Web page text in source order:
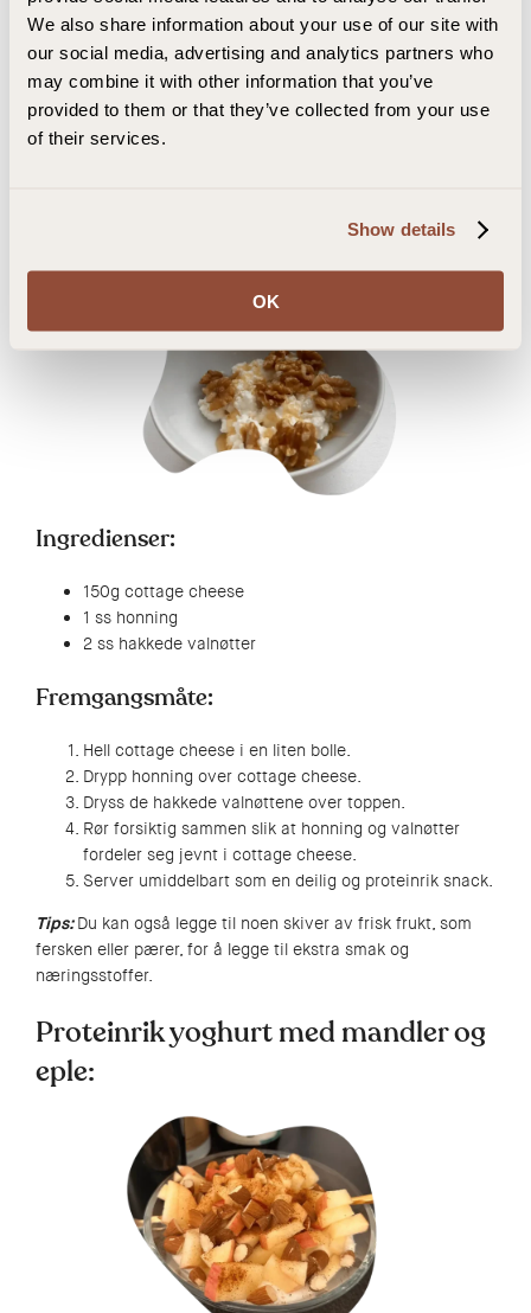
We also share information about your use of our site with
our social media, advertising and analytics partners who
may combine it with other information that you’ve
provided to them or that they’ve collected from your use
of their services.
Show details
OK
Skrell de hardkokte eggene og del dem i to.
Dryss over litt salt og nyt!
Tips:det funker også å lage en rask eggerøre i stede for
hardkokte egg!
Ingredienser:
150g cottage cheese
1 ss honning
2 ss hakkede valnøtter
Fremgangsmåte:
Hell cottage cheese i en liten bolle.
Drypp honning over cottage cheese.
Dryss de hakkede valnøttene over toppen.
Rør forsiktig sammen slik at honning og valnøtter
fordeler seg jevnt i cottage cheese.
Server umiddelbart som en deilig og proteinrik snack.
Tips:Du kan også legge til noen skiver av frisk frukt, som
fersken eller pærer, for å legge til ekstra smak og
næringsstoffer.
Proteinrik yoghurt med mandler og
eple: